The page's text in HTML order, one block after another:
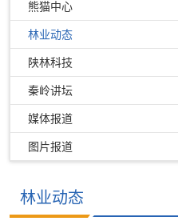
熊猫中心
林业动态
陕林科技
秦岭讲坛
媒体报道
图片报道
林业动态